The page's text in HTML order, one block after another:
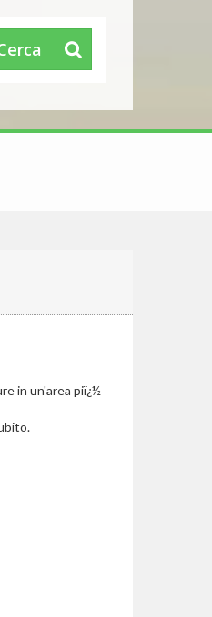
in un'area piï¿½